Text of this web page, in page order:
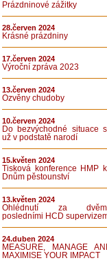
Prázdninové zážitky
28.červen 2024
Krásné prázdniny
17.červen 2024
Výroční zpráva 2023
13.červen 2024
Ozvěny chudoby
10.červen 2024
Do bezvýchodné situace
už v podstatě narodí
15.květen 2024
Tisková konference HMP
Dnům pěstounství
13.květen 2024
Ohlédnutí za
posledními HCD
24.duben 2024
MEASURE, MANAGE
MAXIMISE YOUR IMPACT